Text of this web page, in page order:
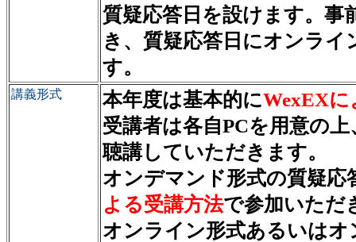
質疑応答日を設けます。事
き、質疑応答日にオンラ
す。
講義形式 本年度は基本的にWexEXに
受講者は各自PCを用意の
聴講していただきます。
オンデマンド形式の質疑応
よる受講方法で参加いただ
オンライン形式あるいは